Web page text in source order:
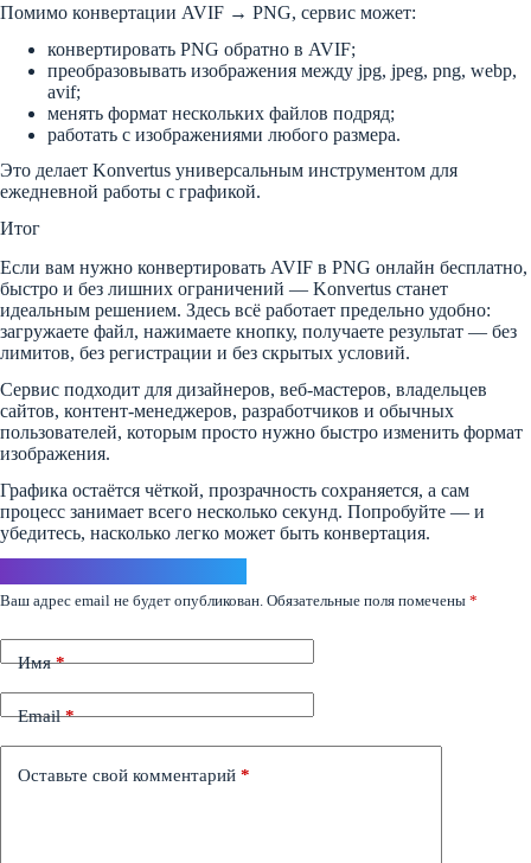
Помимо конвертации AVIF → PNG, сервис может:
конвертировать PNG обратно в AVIF;
преобразовывать изображения между jpg, jpeg, png, webp,
avif;
менять формат нескольких файлов подряд;
работать с изображениями любого размера.
Это делает Konvertus универсальным инструментом для
ежедневной работы с графикой.
Итог
Если вам нужно конвертировать AVIF в PNG онлайн бесплатно,
быстро и без лишних ограничений — Konvertus станет
идеальным решением. Здесь всё работает предельно удобно:
загружаете файл, нажимаете кнопку, получаете результат — без
лимитов, без регистрации и без скрытых условий.
Сервис подходит для дизайнеров, веб-мастеров, владельцев
сайтов, контент-менеджеров, разработчиков и обычных
пользователей, которым просто нужно быстро изменить формат
изображения.
Графика остаётся чёткой, прозрачность сохраняется, а сам
процесс занимает всего несколько секунд. Попробуйте — и
убедитесь, насколько легко может быть конвертация.
Ваш адрес email не будет опубликован. Обязательные поля помечены *
Имя*
Email*
Оставьте свой комментарий *